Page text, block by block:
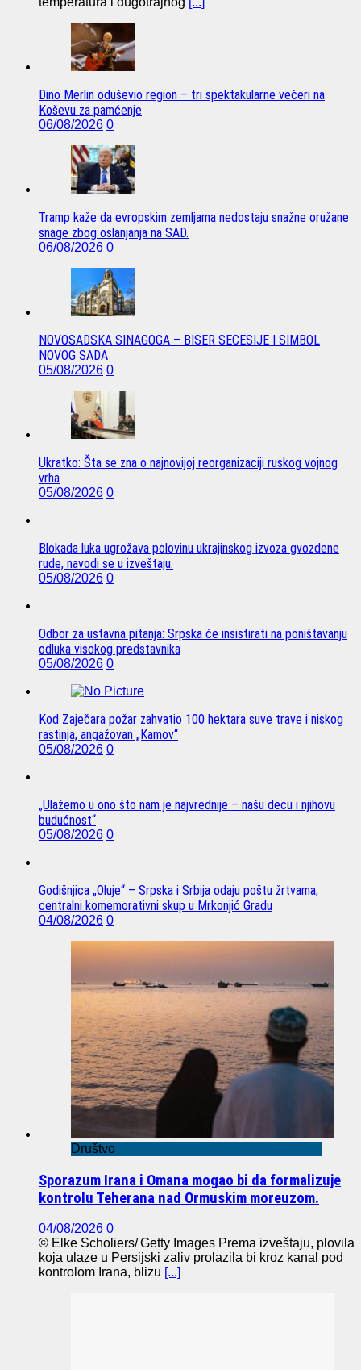
Dino Merlin oduševio region – tri spektakularne večeri na
Koševu za pamćenje
06/08/2026 0
Tramp kaže da evropskim zemljama nedostaju snažne oružane
snage zbog oslanjanja na SAD.
06/08/2026 0
NOVOSADSKA SINAGOGA – BISER SECESIJE I SIMBOL
NOVOG SADA
05/08/2026 0
Ukratko: Šta se zna o najnovijoj reorganizaciji ruskog vojnog
vrha
05/08/2026 0
Blokada luka ugrožava polovinu ukrajinskog izvoza gvozdene
rude, navodi se u izveštaju.
05/08/2026 0
Odbor za ustavna pitanja: Srpska će insistirati na poništavanju
odluka visokog predstavnika
05/08/2026 0
Kod Zaječara požar zahvatio 100 hektara suve trave i niskog
rastinja, angažovan „Kamov“
05/08/2026 0
„Ulažemo u ono što nam je najvrednije – našu decu i njihovu
budućnost“
05/08/2026 0
Godišnjica „Oluje“ – Srpska i Srbija odaju poštu žrtvama,
centralni komemorativni skup u Mrkonjić Gradu
04/08/2026 0
Društvo
Sporazum Irana i Omana mogao bi da formalizuje
kontrolu Teherana nad Ormuskim moreuzom.
04/08/2026 0
© Elke Scholiers/ Getty Images Prema izveštaju, plovila
koja ulaze u Persijski zaliv prolazila bi kroz kanal pod
kontrolom Irana, blizu [...]